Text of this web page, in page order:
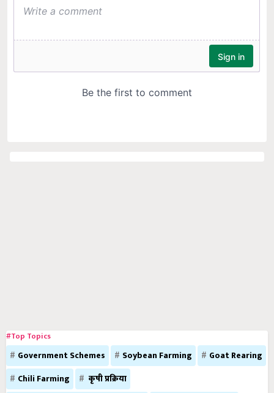
#Top Topics
Government Schemes Soybean Farming
Goat Rearing
Chili Farming
कृषी प्रक्रिया